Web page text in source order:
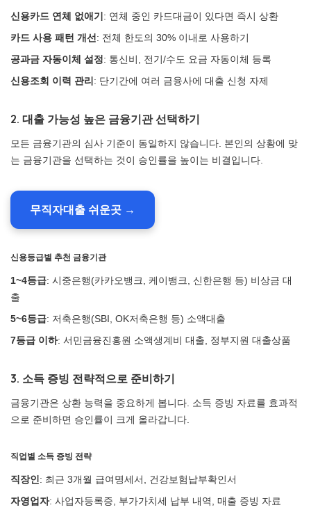
신용카드 연체 없애기 : 연체 중인 카드대금이 있다면 즉시 상환
카드 사용 패턴 개선 : 전체 한도의 30% 이내로 사용하기
공과금 자동이체 설정: 통신비, 전기/수도 요금 자동이체 등록
신용조회 이력 관리 : 단기간에 여러 금융사에 대출 신청 자제
2. 대출 가능성 높은 금융기관 선택하기
모든 금융기관의 심사 기준이 동일하지 않습니다. 본인의 상황에 맞
는 금융기관을 선택하는 것이 승인률을 높이는 비결입니다.
무직자대출 쉬운곳 →
신용등급별 추천 금융기관
1~4등급: 시중은행(카카오뱅크, 케이뱅크, 신한은행 등) 비상금 대
출
5~6등급: 저축은행(SBI, OK저축은행 등) 소액대출
7등급 이하: 서민금융진흥원 소액생계비 대출, 정부지원 대출상품
3. 소득 증빙 전략적으로 준비하기
금융기관은 상환 능력을 중요하게 봅니다. 소득 증빙 자료를 효과적
으로 준비하면 승인률이 크게 올라갑니다.
직업별 소득 증빙 전략
직장인 : 최근 3개월 급여명세서, 건강보험납부확인서
자영업자: 사업자등록증, 부가가치세 납부 내역, 매출 증빙 자료